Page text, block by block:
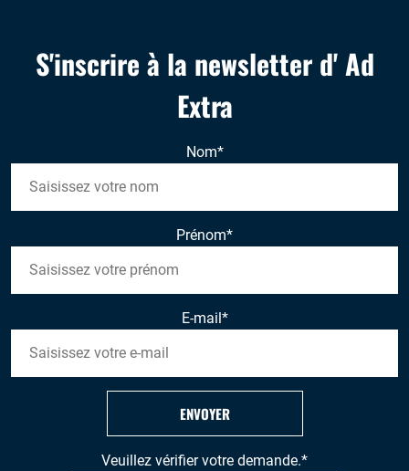
S'inscrire à la newsletter d' Ad
Extra
Nom*
Prénom*
E-mail *
Veuillez vérifier votre demande.*
ENVOYER